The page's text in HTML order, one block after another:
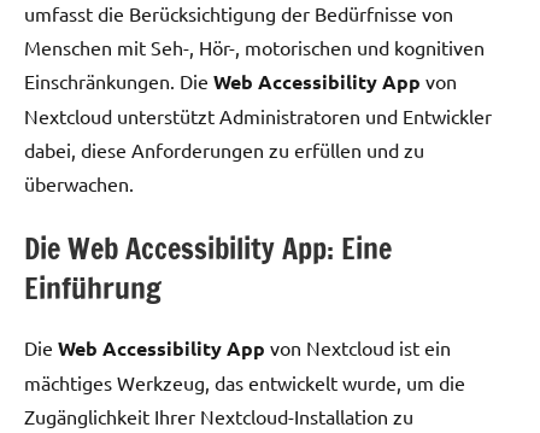
umfasst die Berücksichtigung der Bedürfnisse von
Menschen mit Seh-, Hör-, motorischen und kognitiven
Einschränkungen. Die Web Accessibility App von
Nextcloud unterstützt Administratoren und Entwickler
dabei, diese Anforderungen zu erfüllen und zu
überwachen.
Die Web Accessibility App: Eine
Einführung
Die Web Accessibility App von Nextcloud ist ein
mächtiges Werkzeug, das entwickelt wurde, um die
Zugänglichkeit Ihrer Nextcloud-Installation zu